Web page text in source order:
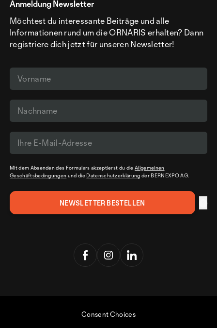
Anmeldung Newsletter
Möchtest du interessante Beiträge und alle
Informationen rund um die ORNARIS erhalten? Dann
registriere dich jetzt für unseren Newsletter!
Mit dem Absenden des Formulars akzeptierst du dieAllgemeinen
Geschäftsbedingungen und die Datenschutzerklärung der BERNEXPO AG.
Consent Choices